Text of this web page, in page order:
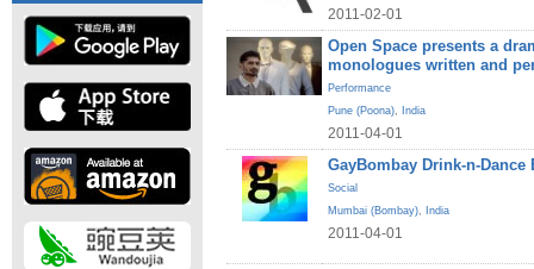
2011-02-01
Open Space presents a
monologues written and
Performance
Pune (Poona), India
2011-04-01
GayBombay Drink-n-Dance
Social
Mumbai (Bombay), India
2011-04-01